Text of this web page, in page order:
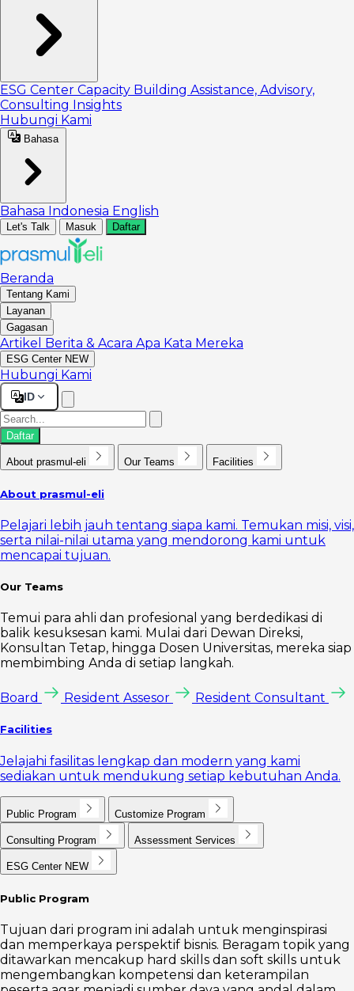
ESG Center Capacity Building Assistance, Advisory,
Consulting Insights
Hubungi Kami
Bahasa
Bahasa Indonesia English
Let's Talk Masuk Daftar
Beranda
Tentang Kami
Layanan
Gagasan
Artikel Berita & Acara Apa Kata Mereka
ESG Center NEW
Hubungi Kami
ID
Daftar
About prasmul-eli Our Teams Facilities
About prasmul-eli
Pelajari lebih jauh tentang siapa kami. Temukan misi, visi,
serta nilai-nilai utama yang mendorong kami untuk
mencapai tujuan.
Our Teams
Temui para ahli dan profesional yang berdedikasi di
balik kesuksesan kami. Mulai dari Dewan Direksi,
Konsultan Tetap, hingga Dosen Universitas, mereka siap
membimbing Anda di setiap langkah.
Board Resident Assesor Resident Consultant
Facilities
Jelajahi fasilitas lengkap dan modern yang kami
sediakan untuk mendukung setiap kebutuhan Anda.
Public Program Customize Program
Consulting Program Assessment Services
ESG Center NEW
Public Program
Tujuan dari program ini adalah untuk menginspirasi
dan memperkaya perspektif bisnis. Beragam topik yang
ditawarkan mencakup hard skills dan soft skills untuk
mengembangkan kompetensi dan keterampilan